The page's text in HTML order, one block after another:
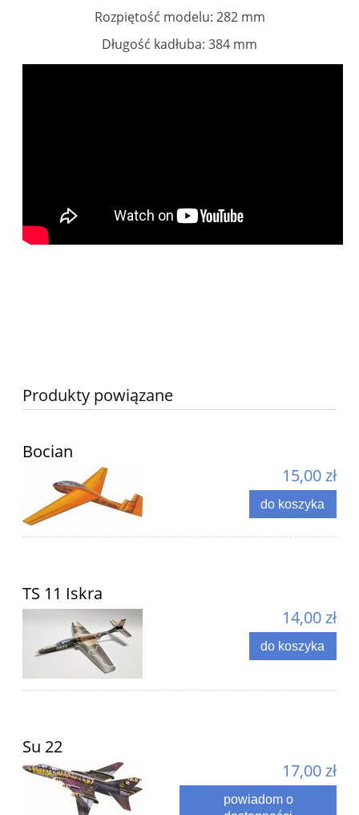
Rozpiętość modelu: 282 mm
Długość kadłuba: 384 mm
Produkty powiązane
Bocian
15,00 zł
do koszyka
TS 11 Iskra
14,00 zł
do koszyka
Su 22
17,00 zł
powiadom o